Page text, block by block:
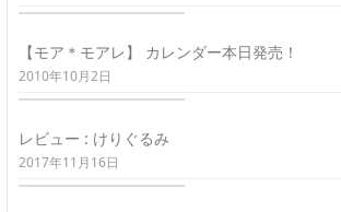
【モア＊モアレ】 カレンダー本日発売！
2010年10月2日
レビュー : けりぐるみ
2017年11月16日